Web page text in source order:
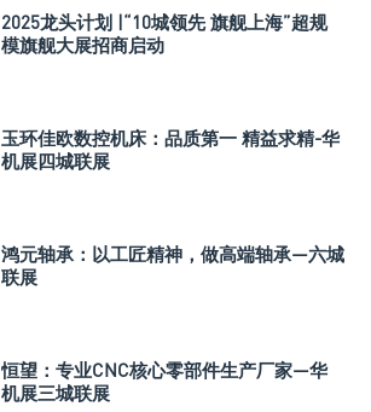
2025龙头计划 |“10城领先 旗舰上海”超规
模旗舰大展招商启动
玉环佳欧数控机床：品质第一 精益求精-华
机展四城联展
鸿元轴承：以工匠精神，做高端轴承—六城
联展
恒望：专业CNC核心零部件生产厂家—华
机展三城联展